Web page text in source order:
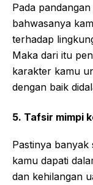
Pada
bahwasanya
terhadap
Maka dari itu
karakter kamu
dengan baik
5. Tafsir mimpi
Pastinya banyak
kamu dapati
dan kehilangan